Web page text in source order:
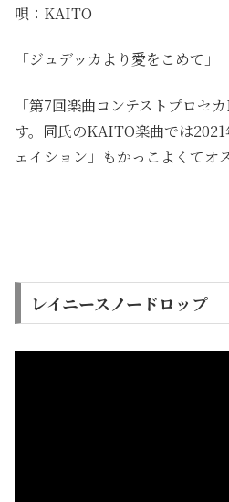
唄：KAITO
「ジュデッカより愛をこめて」
「第7回楽曲コンテストプロセ
す。同氏のKAITO楽曲では
ェイション」もかっこよくてオ
レイニースノードロップ